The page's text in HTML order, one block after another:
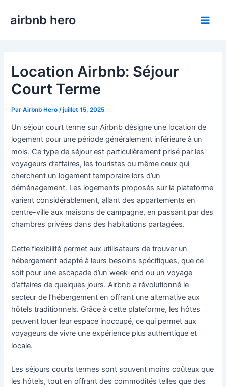
airbnb hero
Location Airbnb: Séjour
Court Terme
ParAirbnb Hero /juillet 15, 2025
Un séjour court terme sur Airbnb désigne une location de
logement pour une période généralement inférieure à un
mois. Ce type de séjour est particulièrement prisé par les
voyageurs d’affaires, les touristes ou même ceux qui
cherchent un logement temporaire lors d’un
déménagement. Les logements proposés sur la plateforme
varient considérablement, allant des appartements en
centre-ville aux maisons de campagne, en passant par des
chambres privées dans des habitations partagées.
Cette flexibilité permet aux utilisateurs de trouver un
hébergement adapté à leurs besoins spécifiques, que ce
soit pour une escapade d’un week-end ou un voyage
d’affaires de quelques jours. Airbnb a révolutionné le
secteur de l’hébergement en offrant une alternative aux
hôtels traditionnels. Grâce à cette plateforme, les hôtes
peuvent louer leur espace inoccupé, ce qui permet aux
voyageurs de vivre une expérience plus authentique et
locale.
Les séjours courts termes sont souvent moins coûteux que
les hôtels, tout en offrant des commodités telles que des